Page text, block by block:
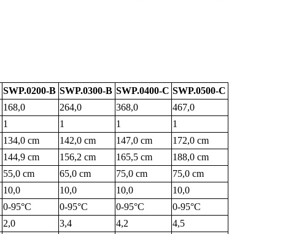
SWP.0200-B SWP.0300-B SWP.0400-C SWP.0500-C
168,0 264,0 368,0
467,0
1 1 1
1
134,0 cm 142,0 cm 147,0 cm
172,0 cm
144,9 cm 156,2 cm 165,5 cm
188,0 cm
55,0 cm 65,0 cm 75,0 cm
75,0 cm
10,0 10,0 10,0
10,0
0-95°C 0-95°C 0-95°C
0-95°C
2,0 3,4 4,2
4,5